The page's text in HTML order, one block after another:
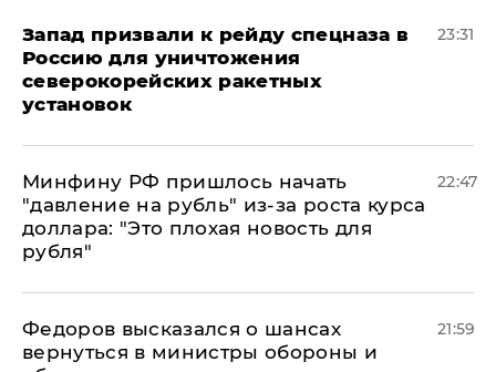
Запад призвали к рейду спецназа в
Россию для уничтожения
северокорейских ракетных
установок
23:31
Минфину РФ пришлось начать
"давление на рубль" из-за роста курса
доллара: "Это плохая новость для
рубля"
22:47
Федоров высказался о шансах
вернуться в министры обороны и
21:59